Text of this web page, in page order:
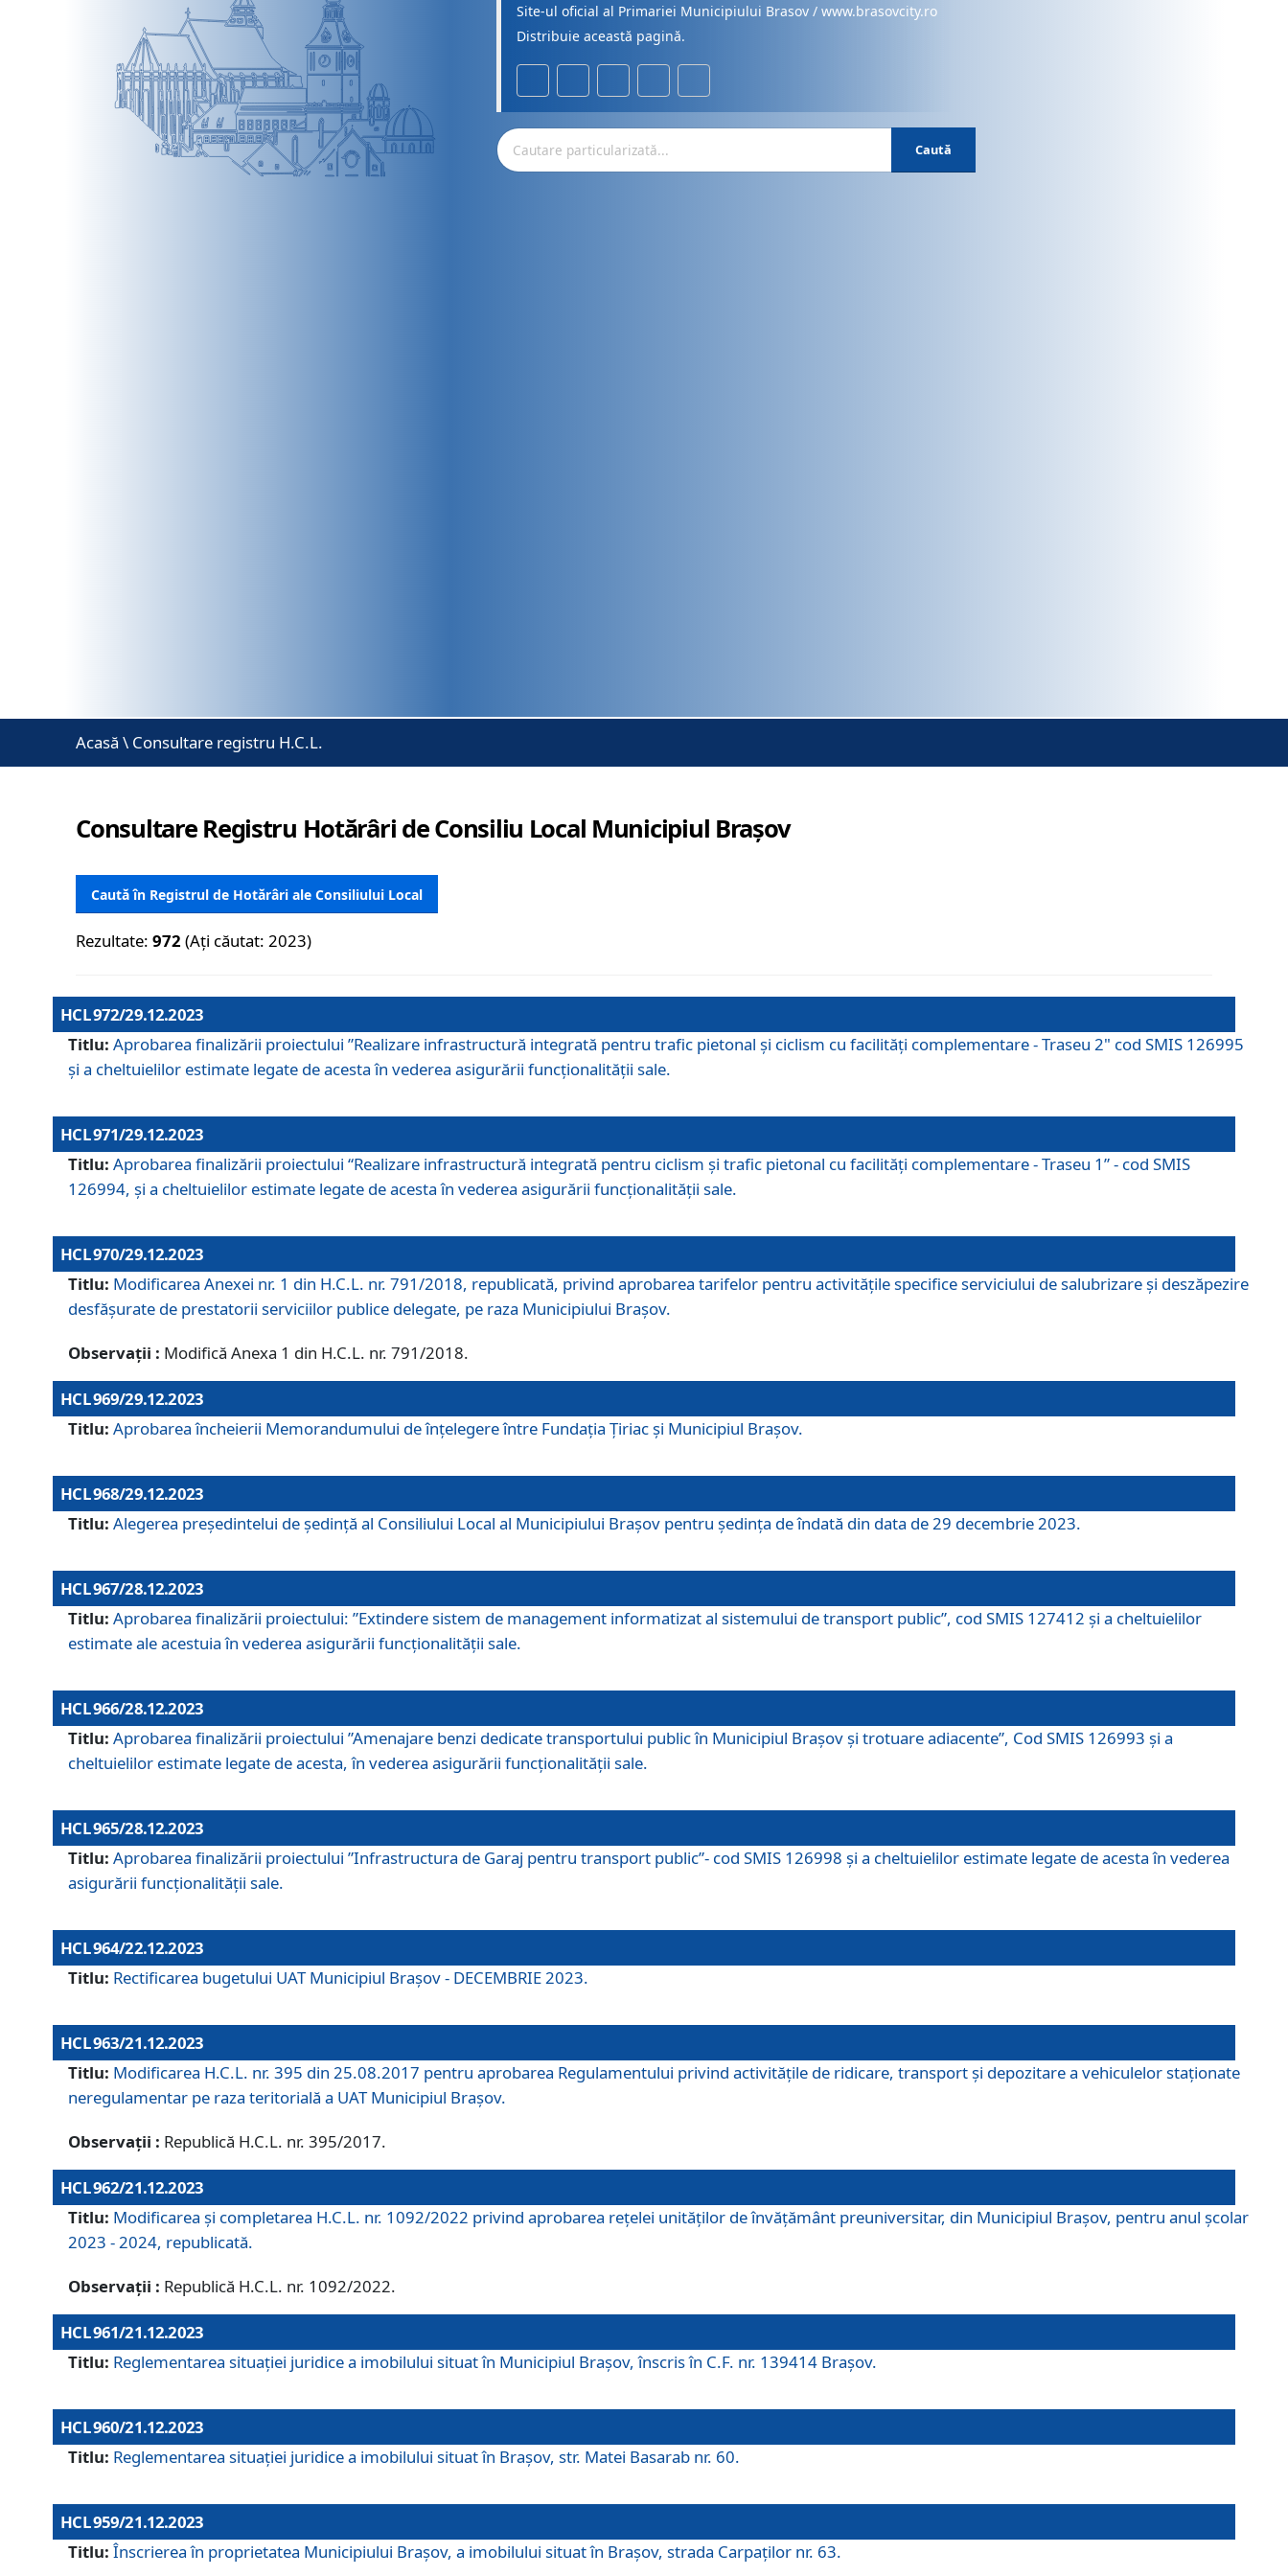
Site-ul oficial al Primariei Municipiului Brasov / www.brasovcity.ro
Distribuie această pagină.
Caută
Acasă \ Consultare registru H.C.L.
Consultare Registru Hotărâri de Consiliu Local Municipiul Brașov
Caută în Registrul de Hotărâri ale Consiliului Local
Rezultate:972 (Ați căutat: 2023)
HCL 972/29.12.2023
Titlu: Aprobarea finalizării proiectului ”Realizare infrastructură integrată pentru trafic pietonal și ciclism cu facilități complementare - Traseu 2" cod SMIS 126995
și a cheltuielilor estimate legate de acesta în vederea asigurării funcționalității sale.
HCL 971/29.12.2023
Titlu: Aprobarea finalizării proiectului “Realizare infrastructură integrată pentru ciclism şi trafic pietonal cu facilităţi complementare - Traseu 1” - cod SMIS
126994, și a cheltuielilor estimate legate de acesta în vederea asigurării funcționalității sale.
HCL 970/29.12.2023
Titlu: Modificarea Anexei nr. 1 din H.C.L. nr. 791/2018, republicată, privind aprobarea tarifelor pentru activitățile specifice serviciului de salubrizare și deszăpezire
desfășurate de prestatorii serviciilor publice delegate, pe raza Municipiului Brașov.
Observații : Modifică Anexa 1 din H.C.L. nr. 791/2018.
HCL 969/29.12.2023
Titlu: Aprobarea încheierii Memorandumului de înțelegere între Fundația Țiriac și Municipiul Brașov.
HCL 968/29.12.2023
Titlu: Alegerea preşedintelui de şedinţă al Consiliului Local al Municipiului Braşov pentru ședința de îndată din data de 29 decembrie 2023.
HCL 967/28.12.2023
Titlu: Aprobarea finalizării proiectului: ”Extindere sistem de management informatizat al sistemului de transport public”, cod SMIS 127412 și a cheltuielilor
estimate ale acestuia în vederea asigurării funcționalității sale.
HCL 966/28.12.2023
Titlu: Aprobarea finalizării proiectului ”Amenajare benzi dedicate transportului public în Municipiul Brașov şi trotuare adiacente”, Cod SMIS 126993 și a
cheltuielilor estimate legate de acesta, în vederea asigurării funcționalității sale.
HCL 965/28.12.2023
Titlu: Aprobarea finalizării proiectului ”Infrastructura de Garaj pentru transport public”- cod SMIS 126998 și a cheltuielilor estimate legate de acesta în vederea
asigurării funcționalității sale.
HCL 964/22.12.2023
Titlu: Rectificarea bugetului UAT Municipiul Braşov - DECEMBRIE 2023.
HCL 963/21.12.2023
Titlu: Modificarea H.C.L. nr. 395 din 25.08.2017 pentru aprobarea Regulamentului privind activitățile de ridicare, transport şi depozitare a vehiculelor staționate
neregulamentar pe raza teritorială a UAT Municipiul Braşov.
Observații : Republică H.C.L. nr. 395/2017.
HCL 962/21.12.2023
Titlu: Modificarea și completarea H.C.L. nr. 1092/2022 privind aprobarea rețelei unităților de învăţământ preuniversitar, din Municipiul Braşov, pentru anul școlar
2023 - 2024, republicată.
Observații : Republică H.C.L. nr. 1092/2022.
HCL 961/21.12.2023
Titlu: Reglementarea situației juridice a imobilului situat în Municipiul Brașov, înscris în C.F. nr. 139414 Brașov.
HCL 960/21.12.2023
Titlu: Reglementarea situației juridice a imobilului situat în Brașov, str. Matei Basarab nr. 60.
HCL 959/21.12.2023
Titlu: Înscrierea în proprietatea Municipiului Brașov, a imobilului situat în Brașov, strada Carpaților nr. 63.